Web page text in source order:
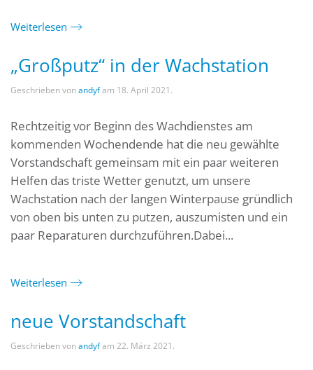
Weiterlesen
„Großputz“ in der Wachstation
Geschrieben vonandyfam 18. April 2021 .
Rechtzeitig vor Beginn des Wachdienstes am
kommenden Wochendende hat die neu gewählte
Vorstandschaft gemeinsam mit ein paar weiteren
Helfen das triste Wetter genutzt, um unsere
Wachstation nach der langen Winterpause gründlich
von oben bis unten zu putzen, auszumisten und ein
paar Reparaturen durchzuführen.Dabei...
Weiterlesen
neue Vorstandschaft
Geschrieben vonandyfam 22. März 2021 .